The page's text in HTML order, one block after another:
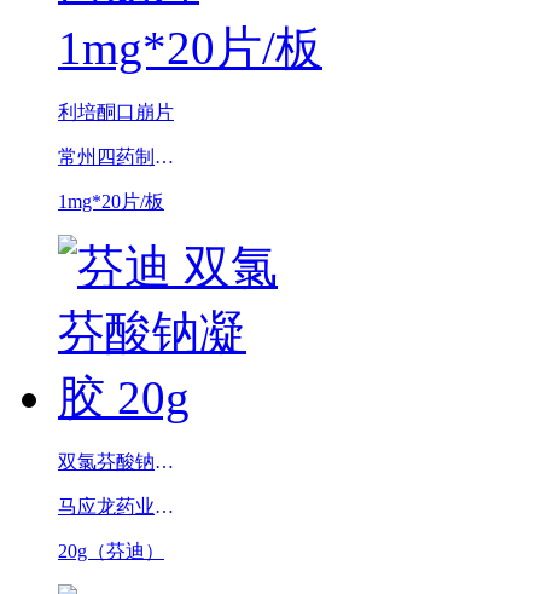
利培酮口崩片
常州四药制药有限公司
1mg*20片/板
双氯芬酸钠凝胶
马应龙药业集团股份有限公司
20g（芬迪）